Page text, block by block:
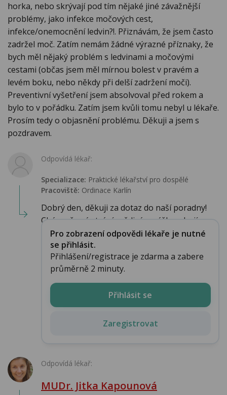
horka, nebo skrývají pod tím nějaké jiné závažnější
problémy, jako infekce močových cest,
infekce/onemocnění ledvin?!. Přiznávám, že jsem často
zadržel moč. Zatím nemám žádné výrazné příznaky, že
bych měl nějaký problém s ledvinami a močovými
cestami (občas jsem měl mírnou bolest v pravém a
levém boku, nebo někdy při delší zadržení moči).
Preventivní vyšetření jsem absolvoval před rokem a
bylo to v pořádku. Zatím jsem kvůli tomu nebyl u lékaře.
Prosím tedy o objasnění problému. Děkuji a jsem s
pozdravem.
Odpovídá lékař:
Specializace: Praktické lékařství pro dospělé
Pracoviště: Ordinace Karlín
Dobrý den, děkuji za dotaz do naší poradny!
Chápu, že vás trápí svědivá vyrážka a bojí...
Pro zobrazení odpovědi lékaře je nutné
se přihlásit.
Přihlášení/registrace je zdarma a zabere
průměrně 2 minuty.
Přihlásit se
Zaregistrovat
Odpovídá lékař:
MUDr. Jitka Kapounová